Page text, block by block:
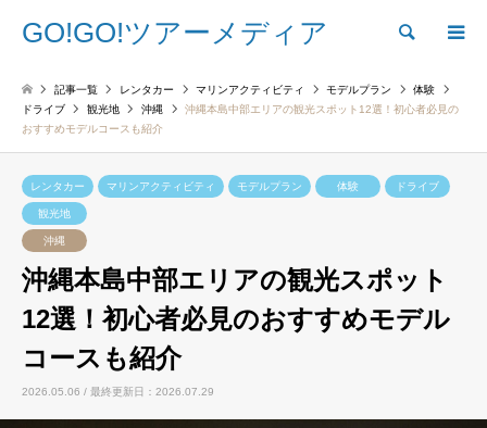
GO!GO!ツアーメディア 検索
記事一覧 レンタカー マリンアクティビティ モデルプラン
体験
ドライブ
観光地 沖縄
沖縄本島中部エリアの観光スポット12選！初心者必見の
おすすめモデルコースも紹介
レンタカー マリンアクティビティ モデルプラン 体験 ドライブ
観光地
沖縄
沖縄本島中部エリアの観光スポット
12選！初心者必見のおすすめモデル
コースも紹介
2026.05.06 / 最終更新日：2026.07.29